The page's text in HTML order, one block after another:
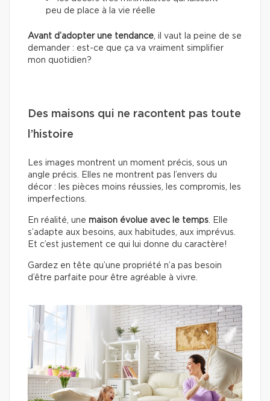
peu de place à la vie réelle
Avant d’adopter une tendance , il vaut la peine de se
demander : est-ce que ça va vraiment simplifier
mon quotidien?
Des maisons qui ne racontent pas toute
l’histoire
Les images montrent un moment précis, sous un
angle précis. Elles ne montrent pas l’envers du
décor : les pièces moins réussies, les compromis, les
imperfections.
En réalité, une maison évolue avec le temps . Elle
s’adapte aux besoins, aux habitudes, aux imprévus.
Et c’est justement ce qui lui donne du caractère!
Gardez en tête qu’une propriété n’a pas besoin
d’être parfaite pour être agréable à vivre.